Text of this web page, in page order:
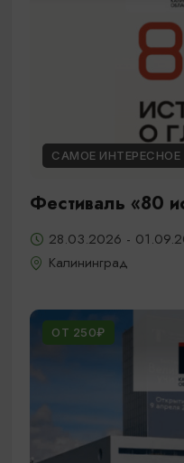
САМОЕ ИНТЕРЕСНОЕ
Фестиваль «80
28.03.2026 -
Калининград
ОТ 250₽